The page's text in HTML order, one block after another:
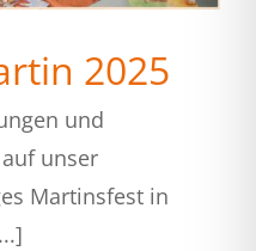
2025
und
unser
Martinsfest in